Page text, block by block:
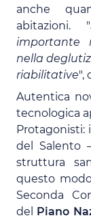
anche
abitazioni. "
importante
nella
riabilitative",
Autentica
tecnologica
Protagonisti:
del Salento
struttura
questo
Seconda
del Piano